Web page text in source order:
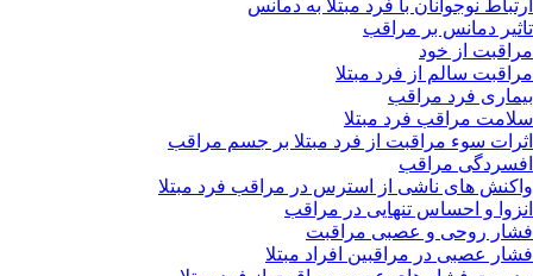
ارتباط نوجوانان با فرد مبتلا به دمانس
تاثیر دمانس بر مراقب
مراقبت از خود
مراقبت سالم از فرد مبتلا
بیماری فرد مراقب
سلامت مراقب فرد مبتلا
اثرات سوء مراقبت از فرد مبتلا بر جسم مراقب
افسردگی مراقب
واکنش های ناشی از استرس در مراقب فرد مبتلا
انزوا و احساس تنهایی در مراقب
فشار روحی و عصبی مراقبت
فشار عصبی در مراقبین افراد مبتلا